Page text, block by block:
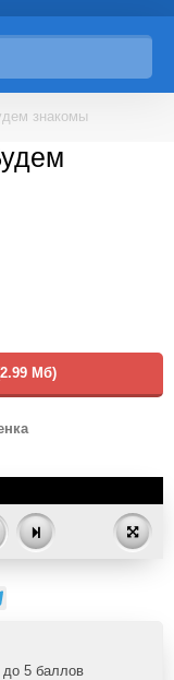
знакомы
Мб)
до 5 баллов